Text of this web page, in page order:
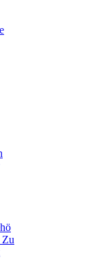
Zu